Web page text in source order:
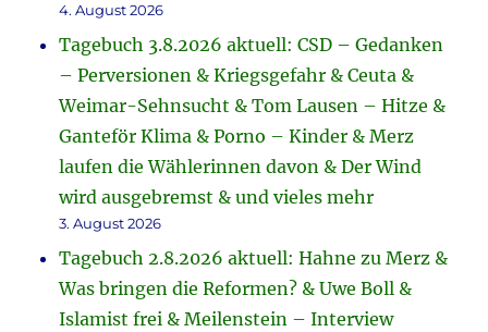
4. August 2026
Tagebuch 3.8.2026 aktuell: CSD – Gedanken
– Perversionen & Kriegsgefahr & Ceuta &
Weimar-Sehnsucht & Tom Lausen – Hitze &
Ganteför Klima & Porno – Kinder & Merz
laufen die Wählerinnen davon & Der Wind
wird ausgebremst & und vieles mehr
3. August 2026
Tagebuch 2.8.2026 aktuell: Hahne zu Merz &
Was bringen die Reformen? & Uwe Boll &
Islamist frei & Meilenstein – Interview